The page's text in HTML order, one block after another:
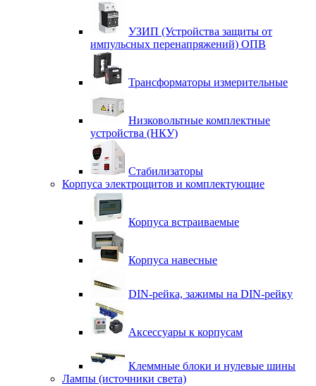
УЗИП (Устройства защиты от
импульсных перенапряжений) ОПВ
Трансформаторы измерительные
Низковольтные комплектные
устройства (НКУ)
Стабилизаторы
Корпуса электрощитов и комплектующие
Корпуса встраиваемые
Корпуса навесные
DIN-рейка, зажимы на DIN-рейку
Аксессуары к корпусам
Клеммные блоки и нулевые шины
Лампы (источники света)